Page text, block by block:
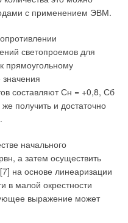
с применением ЭВМ.
светопроемов для
прямоугольному
составляют Сн = +0,8, Сб
получить и достаточно
начального
а затем осуществить
на основе линеаризации
в малой окрестности
выражение может
времени осреднения
с соответствующим
расхода
радиопомех. Помехи,
частоты, в ряде случаев
преобразователей
Отказ от
экономичных
недопустимых как для
и для соседних
колонны, предметы
энергии,
может быть изменена за
помощи механической
проветривания,
в ночное время; при этом
10 ч–1, что
воздуха влияет на
а значит и на
воздухом и
обстановки
воздуха с